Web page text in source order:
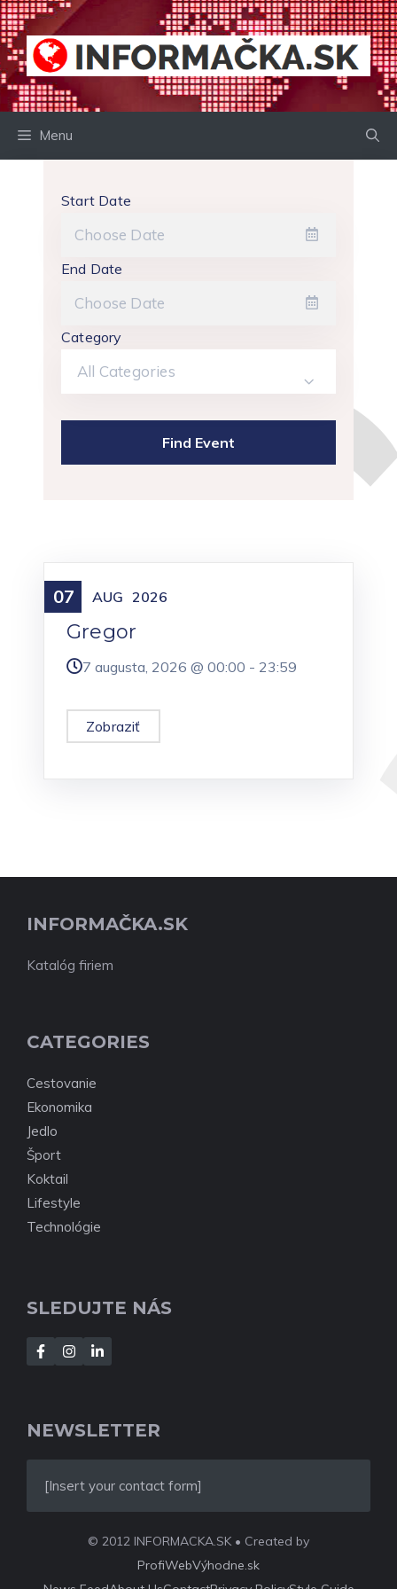
Preskočiť
na
obsah
Menu
Start Date
End Date
Category
All Categories
07 AUG 2026
Meniny
Gregor
7 augusta, 2026 @ 00:00 - 23:59
Zobraziť
INFORMAČKA.SK
Katalóg firiem
CATEGORIES
Cestovanie
Ekonomika
Jedlo
Šport
Koktail
Lifestyle
Technológie
SLEDUJTE NÁS
NEWSLETTER
[Insert your contact form]
© 2012 INFORMACKA.SK • Created by
ProfiWebVýhodne.sk